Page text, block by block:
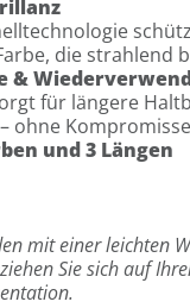
die strahlend
&
für längere
ohne
und 3 Längen
mit einer leichten
Sie sich auf